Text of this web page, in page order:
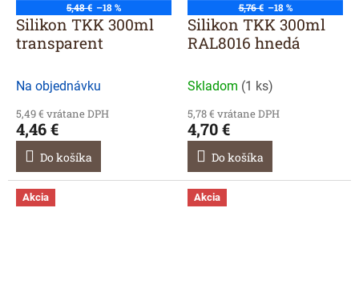
5,48 € –18 %
Silikon TKK 300ml
transparent
Na objednávku
5,49 € vrátane DPH
4,46 €
Do košíka
5,76 € –18 %
Silikon TKK 300ml
RAL8016 hnedá
Skladom (1 ks)
5,78 € vrátane DPH
4,70 €
Do košíka
Akcia Akcia